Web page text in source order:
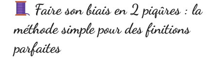
Faire son biais en 2 piqûres : la
méthode simple pour des finitions
parfaites